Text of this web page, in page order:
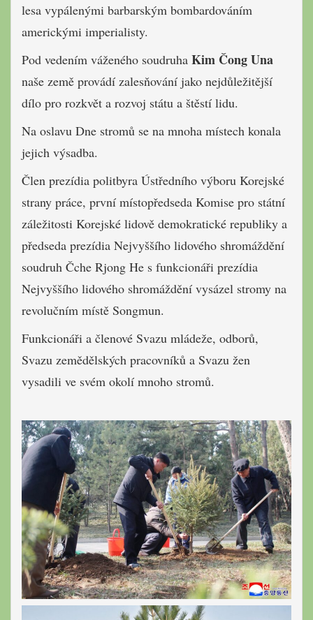
lesa vypálenými barbarským bombardováním
americkými imperialisty.
Pod vedením váženého soudruha Kim Čong Una
naše země provádí zalesňování jako nejdůležitější
dílo pro rozkvět a rozvoj státu a štěstí lidu.
Na oslavu Dne stromů se na mnoha místech konala
jejich výsadba.
Člen prezídia politbyra Ústředního výboru Korejské
strany práce, první místopředseda Komise pro státní
záležitosti Korejské lidově demokratické republiky a
předseda prezídia Nejvyššího lidového shromáždění
soudruh Čche Rjong He s funkcionáři prezídia
Nejvyššího lidového shromáždění vysázel stromy na
revolučním místě Songmun.
Funkcionáři a členové Svazu mládeže, odborů,
Svazu zemědělských pracovníků a Svazu žen
vysadili ve svém okolí mnoho stromů.